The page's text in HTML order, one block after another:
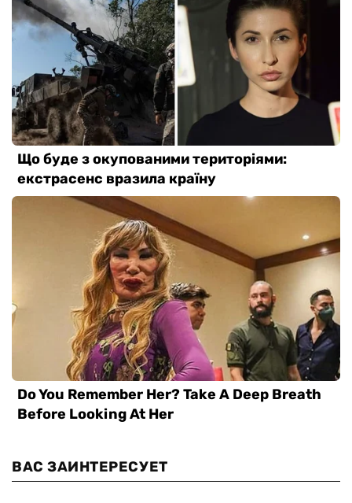
ВАС ЗАИНТЕРЕСУЕТ